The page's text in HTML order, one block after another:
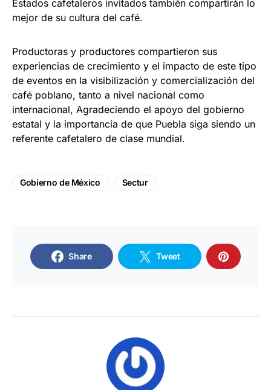
Estados cafetaleros invitados también compartirán lo
mejor de su cultura del café.
Productoras y productores compartieron sus
experiencias de crecimiento y el impacto de este tipo
de eventos en la visibilización y comercialización del
café poblano, tanto a nivel nacional como
internacional, Agradeciendo el apoyo del gobierno
estatal y la importancia de que Puebla siga siendo un
referente cafetalero de clase mundial.
Gobierno de México Sectur
Share Tweet